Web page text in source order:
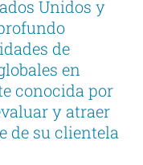
Unidos y
de
en
conocida por
y atraer
de su clientela